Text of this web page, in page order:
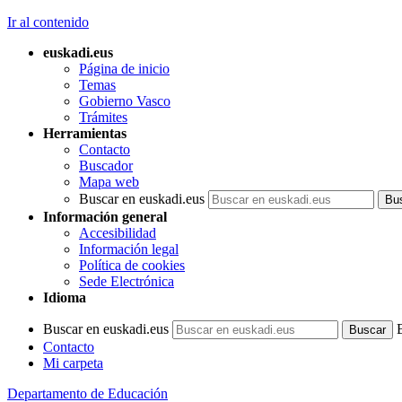
Ir al contenido
euskadi.eus
Página de inicio
Temas
Gobierno Vasco
Trámites
Herramientas
Contacto
Buscador
Mapa web
Buscar en euskadi.eus
Información general
Accesibilidad
Información legal
Política de cookies
Sede Electrónica
Idioma
Buscar en euskadi.eus
Contacto
Mi carpeta
Departamento de Educación